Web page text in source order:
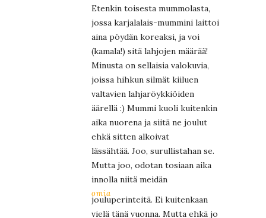
Etenkin toisesta mummolasta,
jossa karjalalais-mummini laittoi
aina pöydän koreaksi, ja voi
(kamala!) sitä lahjojen määrää!
Minusta on sellaisia valokuvia,
joissa hihkun silmät kiiluen
valtavien lahjaröykkiöiden
äärellä :) Mummi kuoli kuitenkin
aika nuorena ja siitä ne joulut
ehkä sitten alkoivat
lässähtää. Joo, surullistahan se.
Mutta joo, odotan tosiaan aika
innolla niitä meidän
omia
jouluperinteitä. Ei kuitenkaan
vielä tänä vuonna. Mutta ehkä jo